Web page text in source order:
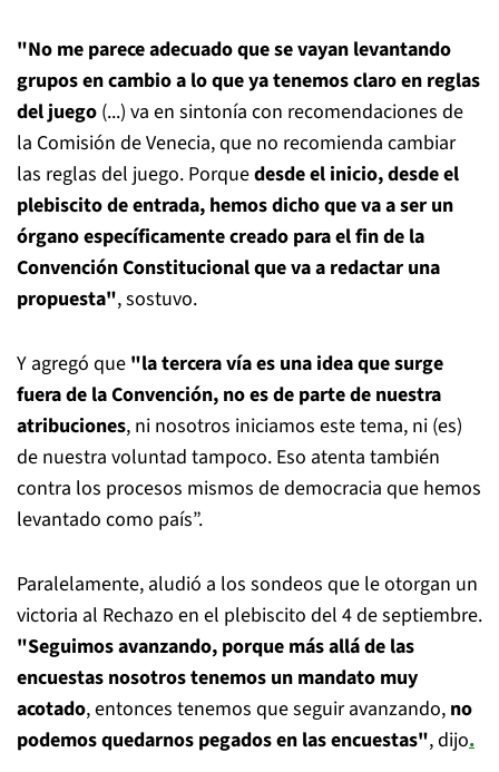
"No me parece adecuado que se vayan levantando
grupos en cambio a lo que ya tenemos claro en reglas
del juego (...) va en sintonía con recomendaciones de
la Comisión de Venecia, que no recomienda cambiar
las reglas del juego. Porquedesde el inicio, desde el
plebiscito de entrada, hemos dicho que va a ser un
órgano específicamente creado para el fin de la
Convención Constitucional que va a redactar una
propuesta", sostuvo.
Y agregó que "la tercera vía es una idea que surge
fuera de la Convención, no es de parte de nuestra
atribuciones, ni nosotros iniciamos este tema, ni (es)
de nuestra voluntad tampoco. Eso atenta también
contra los procesos mismos de democracia que hemos
levantado como país”.
Paralelamente, aludió a los sondeos que le otorgan un
victoria al Rechazo en el plebiscito del 4 de septiembre.
"Seguimos avanzando, porque más allá de las
encuestas nosotros tenemos un mandato muy
acotado, entonces tenemos que seguir avanzando, no
podemos quedarnos pegados en las encuestas", dijo.